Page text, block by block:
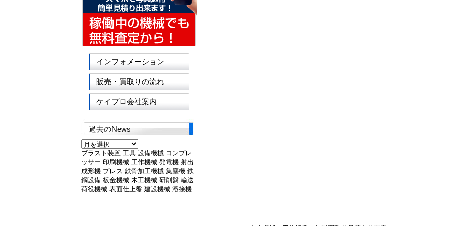
インフォメーション
販売・買取りの流れ
ケイプロ会社案内
過去のNews
過
去
の
News
ブラスト装置 工具 設備機械 コンプレ
ッサー 印刷機械 工作機械 発電機 射出
成形機 プレス 鉄骨加工機械 集塵機 鉄
鋼設備 板金機械 木工機械 研削盤 輸送
荷役機械 表面仕上盤 建設機械 溶接機